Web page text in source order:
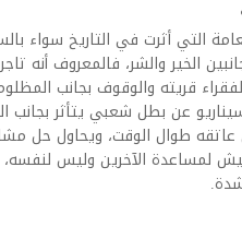
التي أثرت في التاريخ سواء
الخير والشر، فالمعروف أنه
قريته والوقوف بجانب
عن بطل شعبي يتأثر بجانب
طوال الوقت، ويحاول حل
لمساعدة الآخرين وليس